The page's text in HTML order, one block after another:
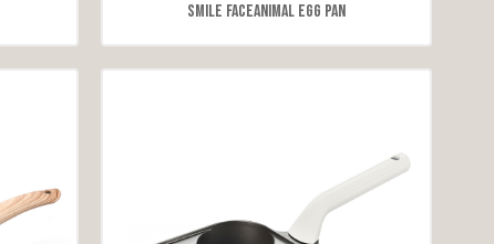
Smile FaceAnimal Egg Pan